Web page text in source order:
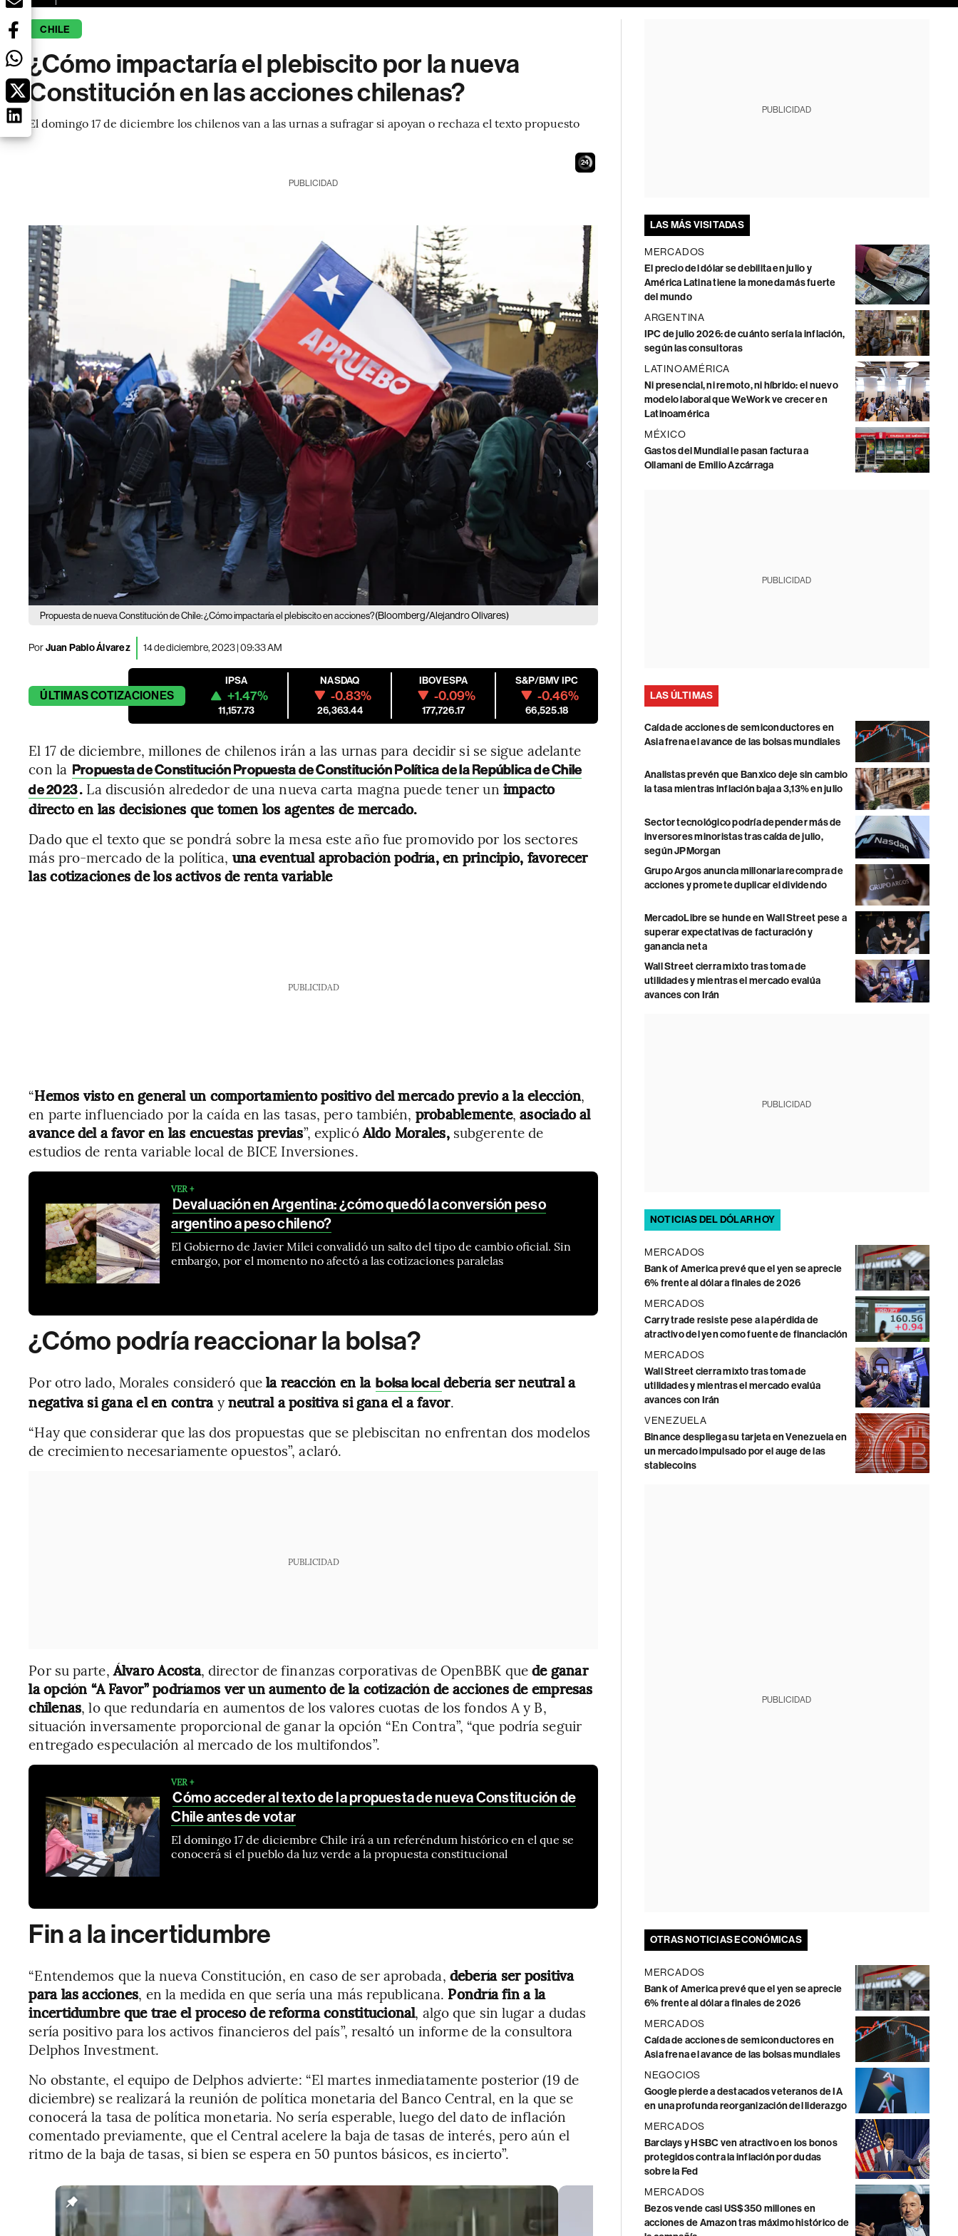
CHILE
¿Cómo impactaría el plebiscito por la nueva
Constitución en las acciones chilenas?
El domingo 17 de diciembre los chilenos van a las urnas a sufragar si apoyan o rechaza el texto propuesto
23
PUBLICIDAD
Propuesta de nueva Constitución de Chile: ¿Cómo impactaría el plebiscito en acciones?(Bloomberg/Alejandro Olivares)
PorJuan Pablo Álvarez 14 de diciembre, 2023 | 09:33 AM
ÚLTIMASCOTIZACIONES
IPSA
+1.47%
11,157.73
NASDAQ
-0.83%
26,363.44
IBOVESPA
-0.09%
177,726.17
S&P/BMV IPC
-0.46%
66,525.18
El 17 de diciembre, millones de chilenos irán a las urnas para decidir si se sigue adelante
con la Propuesta de Constitución Propuesta de Constitución Política de la República de Chile
de 2023. La discusión alrededor de una nueva carta magna puede tener un impacto
directo en las decisiones que tomen los agentes de mercado.
Dado que el texto que se pondrá sobre la mesa este año fue promovido por los sectores
más pro-mercado de la política, una eventual aprobación podría, en principio, favorecer
las cotizaciones de los activos de renta variable
PUBLICIDAD
“Hemos visto en general un comportamiento positivo del mercado previo a la elección,
en parte influenciado por la caída en las tasas, pero también, probablemente, asociado al
avance del a favor en las encuestas previas”, explicóAldo Morales,subgerente de
estudios de renta variable local de BICE Inversiones.
VER +
Devaluación en Argentina: ¿cómo quedó la conversión peso
argentino a peso chileno?
El Gobierno de Javier Milei convalidó un salto del tipo de cambio oficial. Sin
embargo, por el momento no afectó a las cotizaciones paralelas
¿Cómo podría reaccionar la bolsa?
Por otro lado, Morales consideró quela reacción en la bolsa local debería ser neutral a
negativa si gana el en contrayneutral a positiva si gana el a favor.
“Hay que considerar que las dos propuestas que se plebiscitan no enfrentan dos modelos
de crecimiento necesariamente opuestos”, aclaró.
PUBLICIDAD
Por su parte,Álvaro Acosta, director de finanzas corporativas de OpenBBK quede ganar
la opción “A Favor” podríamos ver un aumento de la cotización de acciones de empresas
chilenas,lo que redundaría en aumentos de los valores cuotas de los fondos A y B,
situación inversamente proporcional de ganar la opción “En Contra”, “que podría seguir
entregado especulación al mercado de los multifondos”.
VER +
Cómo acceder al texto de la propuesta de nueva Constitución de
Chile antes de votar
El domingo 17 de diciembre Chile irá a un referéndum histórico en el que se
conocerá si el pueblo da luz verde a la propuesta constitucional
Fin a la incertidumbre
“Entendemos que la nueva Constitución, en caso de ser aprobada, debería ser positiva
para las acciones, en la medida en que sería una más republicana. Pondría fin a la
incertidumbre que trae el proceso de reforma constitucional, algo que sin lugar a dudas
sería positivo para los activos financieros del país”, resaltó un informe de la consultora
Delphos Investment.
No obstante, el equipo de Delphos advierte: “El martes inmediatamente posterior (19 de
diciembre) se realizará la reunión de política monetaria del Banco Central, en la que se
conocerá la tasa de política monetaria. No sería esperable, luego del dato de inflación
comentado previamente, que el Central acelere la baja de tasas de interés, pero aún el
ritmo de la baja de tasas, si bien se espera en 50 puntos básicos, es incierto”.
PUBLICIDAD
LAS MÁS VISITADAS
MERCADOS
El precio del dólar se debilita en julio y
América Latina tiene la moneda más fuerte
del mundo
ARGENTINA
IPC de julio 2026: de cuánto sería la inflación,
según las consultoras
LATINOAMÉRICA
Ni presencial, ni remoto, ni híbrido: el nuevo
modelo laboral que WeWork ve crecer en
Latinoamérica
MÉXICO
Gastos del Mundial le pasan factura a
Ollamani de Emilio Azcárraga
PUBLICIDAD
LAS ÚLTIMAS
Caída de acciones de semiconductores en
Asia frena el avance de las bolsas mundiales
Analistas prevén que Banxico deje sin cambio
la tasa mientras inflación baja a 3,13% en julio
Sector tecnológico podría depender más de
inversores minoristas tras caída de julio,
según JPMorgan
Grupo Argos anuncia millonaria recompra de
acciones y promete duplicar el dividendo
MercadoLibre se hunde en Wall Street pese a
superar expectativas de facturación y
ganancia neta
Wall Street cierra mixto tras toma de
utilidades y mientras el mercado evalúa
avances con Irán
PUBLICIDAD
NOTICIAS DEL DÓLAR HOY
MERCADOS
Bank of America prevé que el yen se aprecie
6% frente al dólar a finales de 2026
MERCADOS
Carry trade resiste pese a la pérdida de
atractivo del yen como fuente de financiación
MERCADOS
Wall Street cierra mixto tras toma de
utilidades y mientras el mercado evalúa
avances con Irán
VENEZUELA
Binance despliega su tarjeta en Venezuela en
un mercado impulsado por el auge de las
stablecoins
PUBLICIDAD
OTRAS NOTICIAS ECONÓMICAS
MERCADOS
Bank of America prevé que el yen se aprecie
6% frente al dólar a finales de 2026
MERCADOS
Caída de acciones de semiconductores en
Asia frena el avance de las bolsas mundiales
NEGOCIOS
Google pierde a destacados veteranos de IA
en una profunda reorganización del liderazgo
MERCADOS
Barclays y HSBC ven atractivo en los bonos
protegidos contra la inflación por dudas
sobre la Fed
MERCADOS
Bezos vende casi US$350 millones en
acciones de Amazon tras máximo histórico de